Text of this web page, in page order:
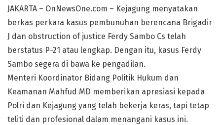
JAKARTA – OnNewsOne.com – Kejagung menyatakan
berkas perkara kasus pembunuhan berencana Brigadir
J dan obstruction of justice Ferdy Sambo Cs telah
berstatus P-21 atau lengkap. Dengan itu, kasus Ferdy
Sambo segera di bawa ke pengadilan.
Menteri Koordinator Bidang Politik Hukum dan
Keamanan Mahfud MD memberikan apresiasi kepada
Polri dan Kejagung yang telah bekerja keras, tapi tetap
teliti dan profesional dalam menangani kasus ini.